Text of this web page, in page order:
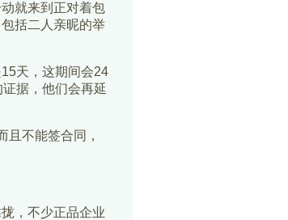
就来到正对着包
括二人亲昵的举
天，这期间会24
据，他们会再延
不能签合同，
，不少正品企业